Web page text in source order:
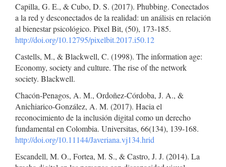
Capilla, G. E., & Cubo, D. S. (2017). Phubbing. Conectados
a la red y desconectados de la realidad: un análisis en relación
al bienestar psicológico. Pixel Bit, (50), 173-185.
http://doi.org/10.12795/pixelbit.2017.i50.12
Castells, M., & Blackwell, C. (1998). The information age:
Economy, society and culture. The rise of the network
society. Blackwell.
Chacón-Penagos, A. M., Ordoñez-Córdoba, J. A., &
Anichiarico-González, A. M. (2017). Hacia el
reconocimiento de la inclusión digital como un derecho
fundamental en Colombia. Universitas, 66(134), 139-168.
http://doi.org/10.11144/Javeriana.vj134.hrid
Escandell, M. O., Fortea, M. S., & Castro, J. J. (2014). La